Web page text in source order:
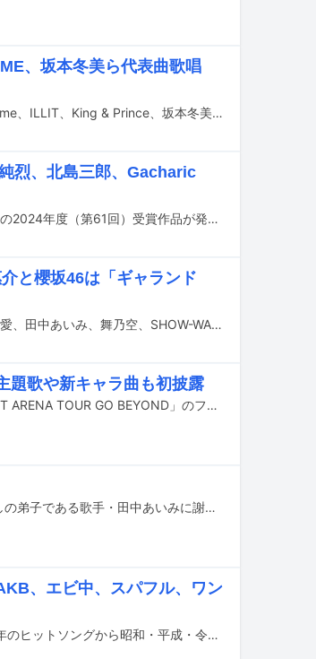
、坂本冬美ら代表曲歌唱
明日9月9日にNHK総合で放送される音楽番組「うたコン」にPerfume、ILLIT、King & Prince、坂本冬美、田中あいみ、細川たかし、RIP SLYME、木梨憲武、所ジョージが出演する。
烈、北島三郎、Gacharic
日本クラウンによる毎年恒例のアワード「日本クラウンヒット賞」の2024年度（第61回）受賞作品が発表された。
と櫻坂46は「ギャランド
明日12月10日放送のNHK総合「うたコン」にINI、櫻坂46、梅谷心愛、田中あいみ、舞乃空、SHOW-WA、細川たかし、山内惠介が出演する。
題歌や新キャラ曲も初披露
「ウマ娘 プリティーダービー」のライブツアー「ウマ娘 5th EVENT ARENA TOUR GO BEYOND」のファイナルとなる第4公演が、3月22日と23日に大阪・大阪城ホールで開催された。第4公演のテーマは「NEW GATE」。両日ともツアー最多となる27名ずつのウマ娘が出走し、トレーナー（「ウマ娘」プレイヤーの呼称）にこれまでの「ウマ娘」の軌跡と新たな物語を印象付けるパフォーマンスを披露した。
レイザーラモンRGが自身のYouTube公式チャンネルに、細川たかしの弟子である歌手・田中あいみに謝罪する内容のコラボ動画を公開した。
、エビ中、スパフル、ワン
12月28日にフジテレビ系で音楽特番「オールスター合唱バトル 今年のヒットソングから昭和・平成・令和を彩った名曲まで140人が熱唱！年末SP」が放送される。